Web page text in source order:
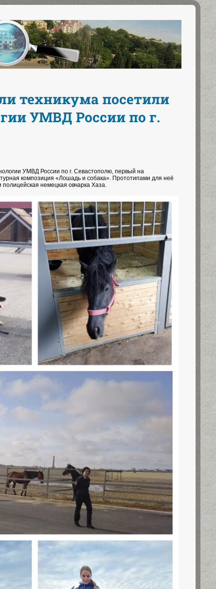
техникума посетили
УМВД России по г.
УМВД России по г. Севастополю, первый на
композиция «Лошадь и собака». Прототипами для неё
немецкая овчарка Хаза.